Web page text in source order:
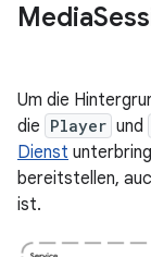
Media
Um die
die Player und
Dienst
bereitstellen,
ist.